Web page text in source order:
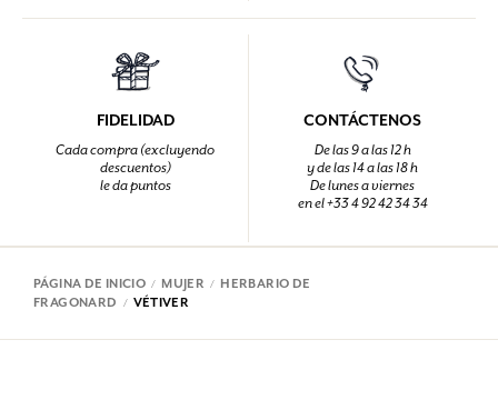
FIDELIDAD
Cada compra (excluyendo
descuentos)
le da puntos
CONTÁCTENOS
De las 9 a las 12 h
y de las 14 a las 18 h
De lunes a viernes
en el +33 4 92 42 34 34
PÁGINA DE INICIO MUJER
HERBARIO DE
FRAGONARD
VÉTIVER